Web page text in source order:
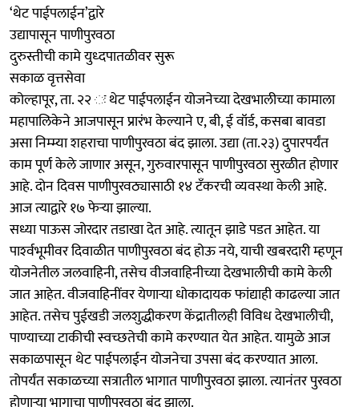
‘थेट पाईपलाईन’द्वारे
उद्यापासून पाणीपुरवठा
दुरुस्तीची कामे युध्दपातळीवर सुरू
सकाळ वृत्तसेवा
कोल्हापूर, ता. २२ ः थेट पाईपलाईन योजनेच्या देखभालीच्या कामाला
महापालिकेने आजपासून प्रारंभ केल्याने ए, बी, ई वॉर्ड, कसबा बावडा
असा निम्म्या शहराचा पाणीपुरवठा बंद झाला. उद्या (ता.२३) दुपारपर्यंत
काम पूर्ण केले जाणार असून, गुरुवारपासून पाणीपुरवठा सुरळीत होणार
आहे. दोन दिवस पाणीपुरवठ्यासाठी १४ टॅंकरची व्यवस्था केली आहे.
आज त्याद्वारे १७ फेऱ्या झाल्या.
सध्या पाऊस जोरदार तडाखा देत आहे. त्यातून झाडे पडत आहेत. या
पार्श्‍वभूमीवर दिवाळीत पाणीपुरवठा बंद होऊ नये, याची खबरदारी म्हणून
योजनेतील जलवाहिनी, तसेच वीजवाहिनीच्या देखभालीची कामे केली
जात आहेत. वीजवाहिनींवर येणाऱ्या धोकादायक फांद्याही काढल्या जात
आहेत. तसेच पुईखडी जलशुद्धीकरण केंद्रातीलही विविध देखभालीची,
पाण्याच्या टाकीची स्वच्छतेची कामे करण्यात येत आहेत. यामुळे आज
सकाळपासून थेट पाईपलाईन योजनेचा उपसा बंद करण्यात आला.
तोपर्यंत सकाळच्या सत्रातील भागात पाणीपुरवठा झाला. त्यानंतर पुरवठा